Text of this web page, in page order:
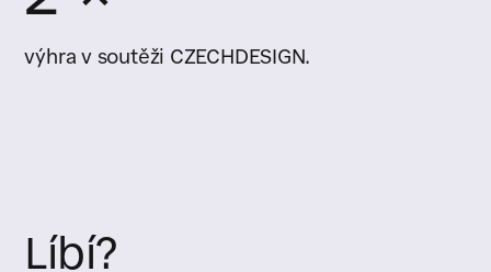
výhra v soutěži CZECHDESIGN.
Líbí?